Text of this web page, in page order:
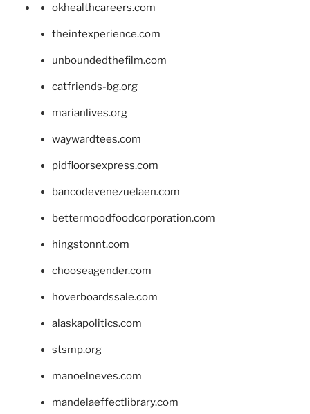
okhealthcareers.com
theintexperience.com
unboundedthefilm.com
catfriends-bg.org
marianlives.org
waywardtees.com
pidfloorsexpress.com
bancodevenezuelaen.com
bettermoodfoodcorporation.com
hingstonnt.com
chooseagender.com
hoverboardssale.com
alaskapolitics.com
stsmp.org
manoelneves.com
mandelaeffectlibrary.com